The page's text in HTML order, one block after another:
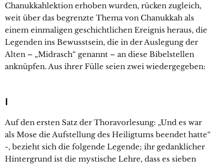
Chanukkahlektion erhoben wurden, rücken zugleich,
weit über das begrenzte Thema von Chanukkah als
einem einmaligen geschichtlichen Ereignis heraus, die
Legenden ins Bewusstsein, die in der Auslegung der
Alten – „Midrasch“ genannt – an diese Bibelstellen
anknüpfen. Aus ihrer Fülle seien zwei wiedergegeben:
I
Auf den ersten Satz der Thoravorlesung: „Und es war
als Mose die Aufstellung des Heiligtums beendet hatte“
-, bezieht sich die folgende Legende; ihr gedanklicher
Hintergrund ist die mystische Lehre, dass es sieben